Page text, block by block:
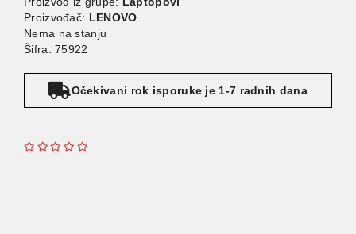
Proizvođač: LENOVO
Nema na stanju
Šifra: 75922
Očekivani rok isporuke je 1-7 radnih dana